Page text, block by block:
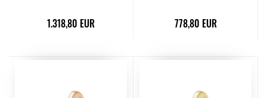
1.318,80 EUR 778,80 EUR